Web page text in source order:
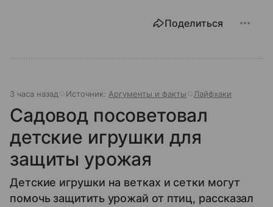
Поделиться
3 часа назад Источник: Аргументы и факты Лайфхаки
Садовод посоветовал
детские игрушки для
защиты урожая
Детские игрушки на ветках и сетки могут
помочь защитить урожай от птиц, рассказал